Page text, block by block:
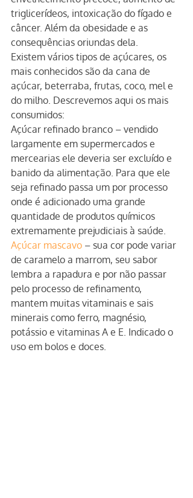
triglicerídeos, intoxicação do fígado e
câncer. Além da obesidade e as
consequências oriundas dela.
Existem vários tipos de açúcares, os
mais conhecidos são da cana de
açúcar, beterraba, frutas, coco, mel e
do milho. Descrevemos aqui os mais
consumidos:
Açúcar refinado branco – vendido
largamente em supermercados e
mercearias ele deveria ser excluído e
banido da alimentação. Para que ele
seja refinado passa um por processo
onde é adicionado uma grande
quantidade de produtos químicos
extremamente prejudiciais à saúde.
Açúcar mascavo – sua cor pode variar
de caramelo a marrom, seu sabor
lembra a rapadura e por não passar
pelo processo de refinamento,
mantem muitas vitaminais e sais
minerais como ferro, magnésio,
potássio e vitaminas A e E. Indicado o
uso em bolos e doces.